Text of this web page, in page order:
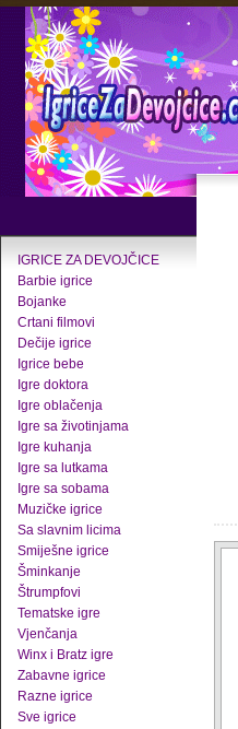
IGRICE ZA DEVOJČICE
Barbie igrice
Bojanke
Crtani filmovi
Dečije igrice
Igrice bebe
Igre doktora
Igre oblačenja
Igre sa životinjama
Igre kuhanja
Igre sa lutkama
Igre sa sobama
Muzičke igrice
Sa slavnim licima
Smiješne igrice
Šminkanje
Štrumpfovi
Tematske igre
Vjenčanja
Winx i Bratz igre
Zabavne igrice
Razne igrice
Sve igrice